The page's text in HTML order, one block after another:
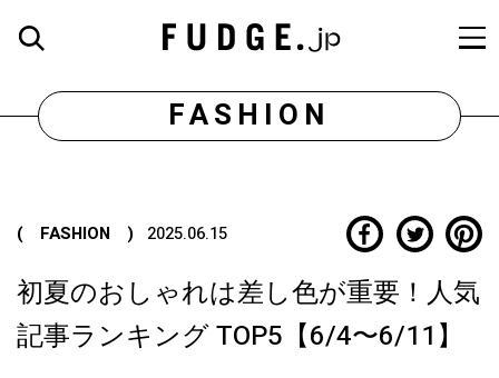
FASHION
( FASHION ) 2025.06.15
初夏のおしゃれは差し色が重要！人気
記事ランキング TOP5【6/4〜6/11】